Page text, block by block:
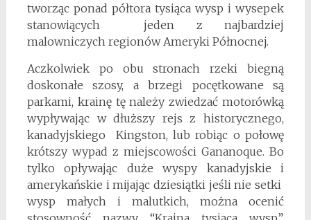
tworząc ponad półtora tysiąca wysp i wysepek
stanowiących jeden z najbardziej
malowniczych regionów Ameryki Północnej.
Aczkolwiek po obu stronach rzeki biegną
doskonałe szosy, a brzegi pocętkowane są
parkami, krainę tę należy zwiedzać motorówką
wypływając w dłuższy rejs z historycznego,
kanadyjskiego Kingston, lub robiąc o połowę
krótszy wypad z miejscowości Gananoque. Bo
tylko opływając duże wyspy kanadyjskie i
amerykańskie i mijając dziesiątki jeśli nie setki
wysp małych i malutkich, można ocenić